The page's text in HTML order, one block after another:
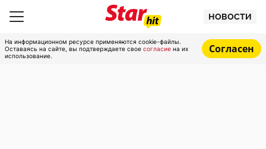
НОВОСТИ
На информационном ресурсе применяются cookie-файлы.
Оставаясь на сайте, вы подтверждаете свое согласие на их
использование.
Согласен